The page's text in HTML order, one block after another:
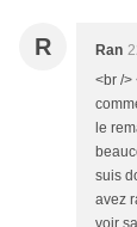
R Ran
<br />
le
suis
avez
voir